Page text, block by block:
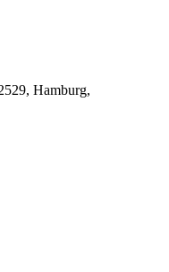
Hamburg,